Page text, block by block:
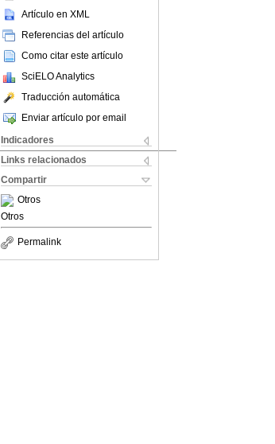
Artículo en XML
Referencias del artículo
Como citar este artículo
SciELO Analytics
Traducción automática
Enviar artículo por email
Indicadores
Links relacionados
Compartir
Otros
Otros
Permalink